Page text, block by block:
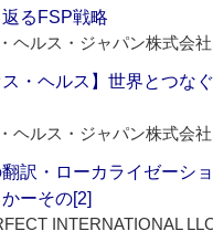
るFSP戦略
ヘルス・ジャパン株式会社
ス・ヘルス】世界とつ
ヘルス・ジャパン株式会社
訳・ローカライゼーシ
ーその[2]
INTERNATIONAL